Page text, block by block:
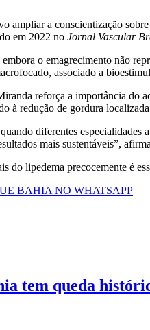
ampliar a conscientização
em 2022 no Jornal Vascular
embora o emagrecimento não
associado a
reforça a importância do
à redução de gordura
diferentes
mais sustentáveis”,
do lipedema precocemente é
BAHIA NO WHATSAPP
tem queda